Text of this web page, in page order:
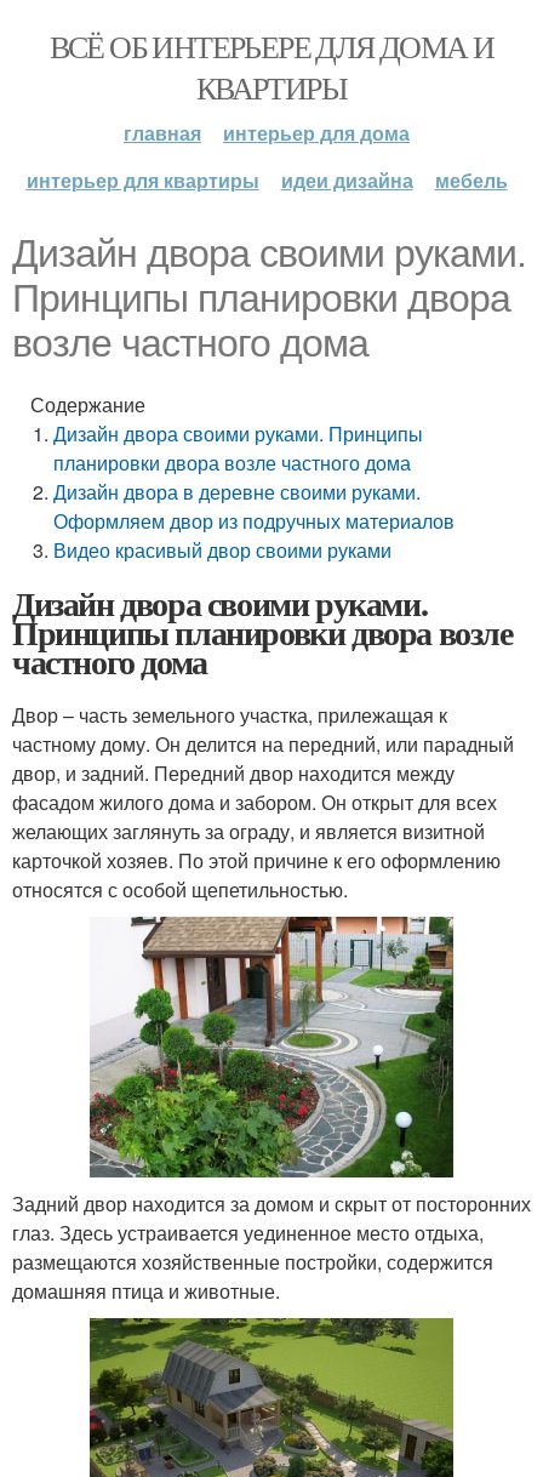
ВСЁ ОБ ИНТЕРЬЕРЕ ДЛЯ ДОМА И
КВАРТИРЫ
главная
интерьер для дома
интерьер для квартиры
идеи дизайна мебель
Дизайн двора своими руками.
Принципы планировки двора
возле частного дома
Содержание
Дизайн двора своими руками. Принципы
планировки двора возле частного дома
Дизайн двора в деревне своими руками.
Оформляем двор из подручных материалов
Видео красивый двор своими руками
Дизайн двора своими руками.
Принципы планировки двора возле
частного дома
Двор – часть земельного участка, прилежащая к
частному дому. Он делится на передний, или парадный
двор, и задний. Передний двор находится между
фасадом жилого дома и забором. Он открыт для всех
желающих заглянуть за ограду, и является визитной
карточкой хозяев. По этой причине к его оформлению
относятся с особой щепетильностью.
Задний двор находится за домом и скрыт от посторонних
глаз. Здесь устраивается уединенное место отдыха,
размещаются хозяйственные постройки, содержится
домашняя птица и животные.